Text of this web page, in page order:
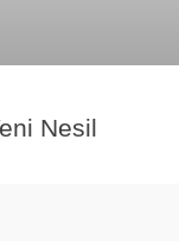
Nesil